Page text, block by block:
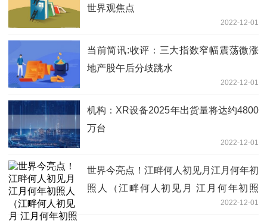
世界观焦点
2022-12-01
当前简讯:收评：三大指数窄幅震荡微涨
地产股午后分歧跳水
2022-12-01
机构：XR设备2025年出货量将达约4800
万台
2022-12-01
世界今亮点！江畔何人初见月江月何年初
照人（江畔何人初见月 江月何年初照
2022-12-01